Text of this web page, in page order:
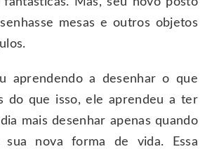
mesas e outros objetos
aprendendo a desenhar o que
do que isso, ele aprendeu a ter
mais desenhar apenas quando
sua nova forma de vida. Essa